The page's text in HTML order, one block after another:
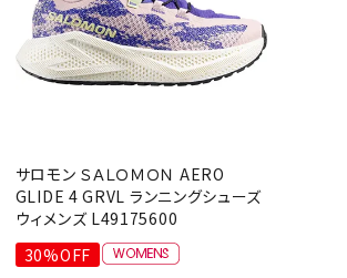
S
YONEX
ZAMS
サロモン ＳＡＬＯＭＯＮ AERO
GLIDE 4 GRVL ランニングシューズ
ウィメンズ L49175600
30%OFF